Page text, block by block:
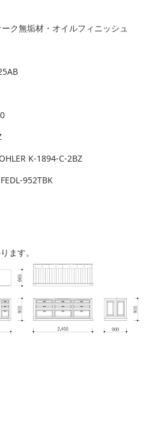
ク無垢材・オイルフィニッシュ
K-1894-C-2BZ
952TBK
ます。